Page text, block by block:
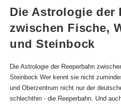
Die Astrologie der
zwischen Fische,
und Steinbock
Die Astrologie der Reeperbahn
Steinbock Wer kennt sie nicht
und Oberzentrum nicht nur der
schlechthin - die Reeperbahn. Und